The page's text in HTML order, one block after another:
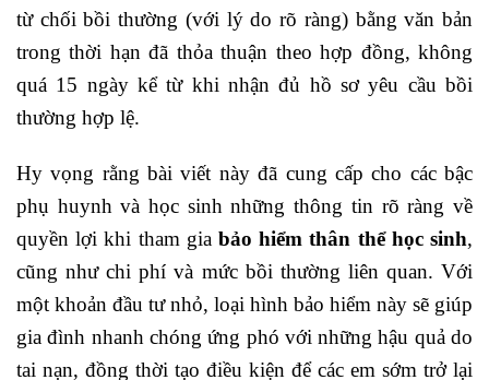
từ chối bồi thường (với lý do rõ ràng) bằng văn bản
trong thời hạn đã thỏa thuận theo hợp đồng, không
quá 15 ngày kể từ khi nhận đủ hồ sơ yêu cầu bồi
thường hợp lệ.
Hy vọng rằng bài viết này đã cung cấp cho các bậc
phụ huynh và học sinh những thông tin rõ ràng về
quyền lợi khi tham gia bảo hiểm thân thể học sinh,
cũng như chi phí và mức bồi thường liên quan. Với
một khoản đầu tư nhỏ, loại hình bảo hiểm này sẽ giúp
gia đình nhanh chóng ứng phó với những hậu quả do
tai nạn, đồng thời tạo điều kiện để các em sớm trở lại